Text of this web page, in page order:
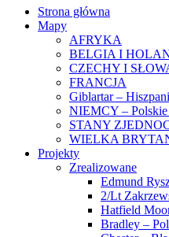
Strona główna
Mapy
AFRYKA
BELGIA I
CZECHY I
FRANCJA
Giblartar –
NIEMCY – Polskie
STANY
WIELKA
Projekty
Zrealizowane
Edmund
2/Lt
Hatfield
Bradley –